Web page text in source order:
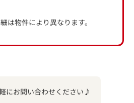
は物件により異なります。
にお問い合わせください♪